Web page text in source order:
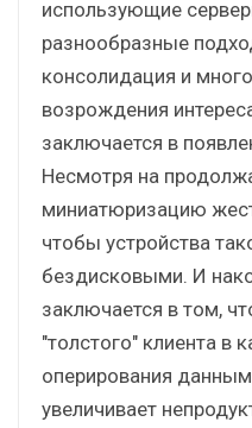
использующие
разнообразные
консолидация и
возрождения
заключается в
Несмотря на
миниатюризацию
чтобы устройства
бездисковыми. И
заключается в том,
"толстого" клиента в
оперирования
увеличивает